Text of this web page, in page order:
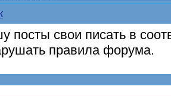
посты свои писать в
правила форума.